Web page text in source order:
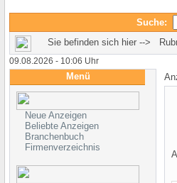
Suche:
Sie befinden sich hier -->
09.08.2026 - 10:06 Uhr
Menü
Neue Anzeigen
Beliebte Anzeigen
Branchenbuch
Firmenverzeichnis